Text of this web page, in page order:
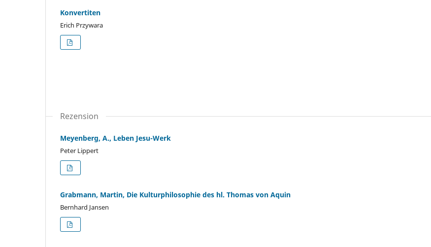
Konvertiten
Erich Przywara
Rezension
Meyenberg, A., Leben Jesu-Werk
Peter Lippert
Grabmann, Martin, Die Kulturphilosophie des hl. Thomas von Aquin
Bernhard Jansen